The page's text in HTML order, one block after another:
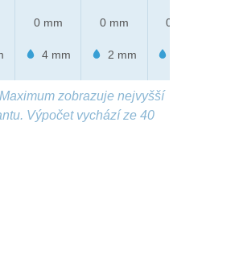
0 mm
4 mm
0 mm
2 mm
0 mm
zobrazuje nejvyšší
Výpočet vychází ze 40